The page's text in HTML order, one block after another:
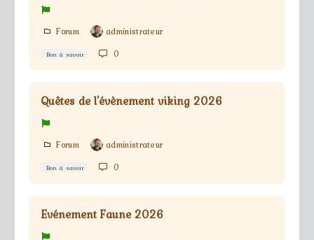
Forum administrateur
Bon à savoir 0
Quêtes de l'évènement viking 2026
Forum administrateur
Bon à savoir 0
Evénement Faune 2026